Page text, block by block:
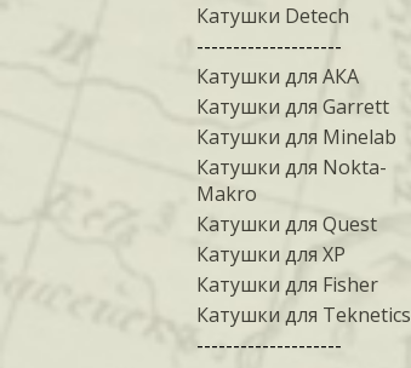
Катушки Detech
--------------------
Катушки для АКА
Катушки для Garrett
Катушки для Minelab
Катушки для Nokta-
Makro
Катушки для Quest
Катушки для XP
Катушки для Fisher
Катушки для Teknetics
--------------------